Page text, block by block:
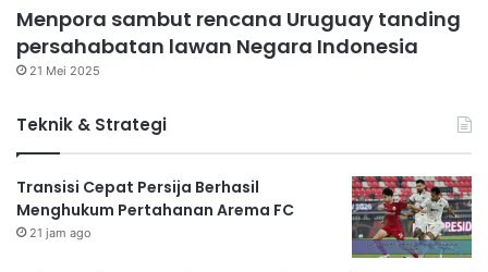
Menpora sambut rencana Uruguay tanding
persahabatan lawan Negara Indonesia
21 Mei 2025
Teknik & Strategi
Transisi Cepat Persija Berhasil
Menghukum Pertahanan Arema FC
21 jam ago